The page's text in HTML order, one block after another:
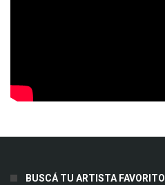
BUSCÁ TU ARTISTA FAVORITO